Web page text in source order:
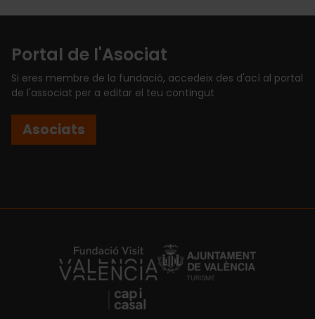
Portal de l'Asociat
Si eres membre de la fundació, accedeix des d'ací al portal
de l'associat per a editar el teu contingut
Asociats
https://fundacion.visitvalencia.com/